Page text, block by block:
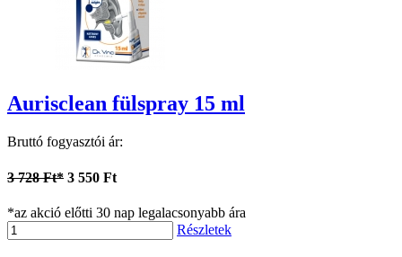
Aurisclean fülspray 15 ml
Bruttó fogyasztói ár:
3 728 Ft* 3 550 Ft
*az akció előtti 30 nap legalacsonyabb ára
Részletek